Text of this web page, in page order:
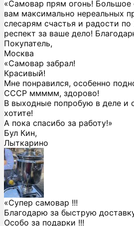
«Самовар прям огонь! Большое
вам максимально нереальных
слесарям счастья и радости
респект за ваше дело!
Покупатель,
Москва
«Самовар забрал!
Красивый!
Мне понравился, особенно
СССР ммммм, здорово!
В выходные попробую в деле и
хотите!
А пока спасибо за работу!»
Бул Кин,
Лыткарино
«Супер самовар !!!
Благодарю за быструю
Особо за подарки !!!